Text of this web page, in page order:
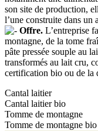
son site de production,
l’une construite dans un
Offre. L’entreprise
montagne, de la tome
pâte pressée souple au
transformés au lait cru,
certification bio ou de la
Cantal laitier
Cantal laitier bio
Tomme de montagne
Tomme de montagne bio